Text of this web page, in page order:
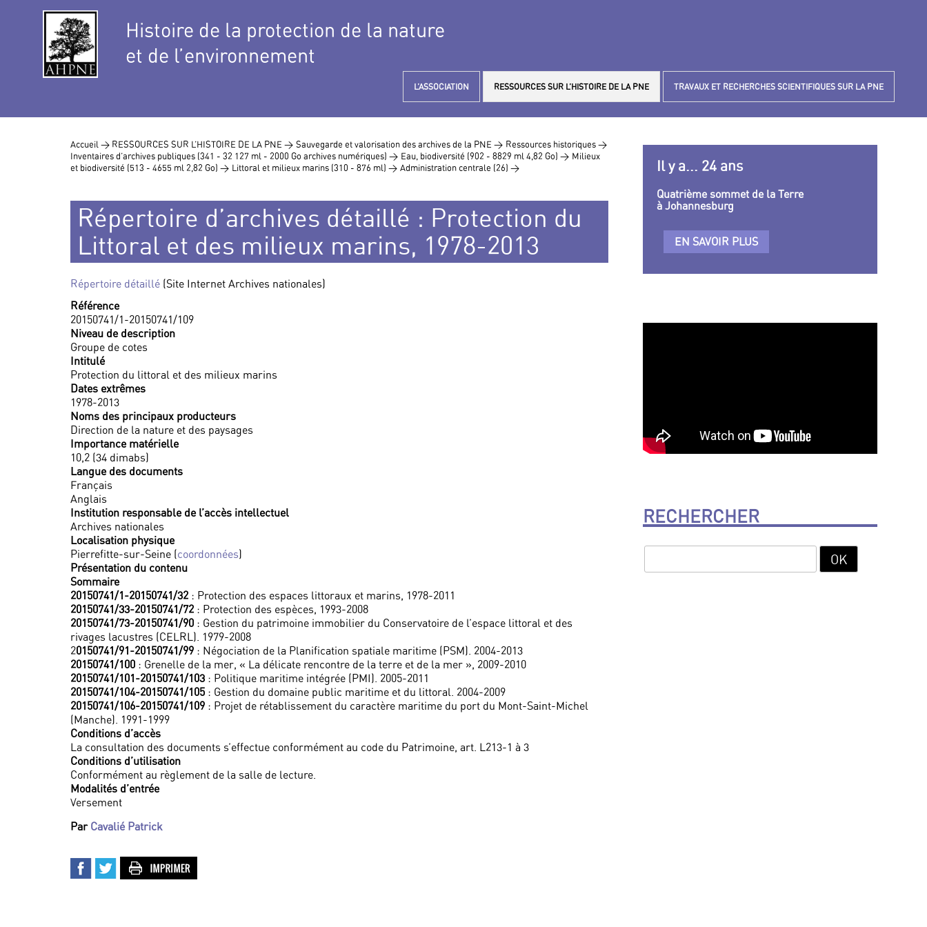
Histoire de la protection de la nature
et de l’environnement
L’ASSOCIATION RESSOURCES SUR L’HISTOIRE DE LA PNE TRAVAUX ET RECHERCHES SCIENTIFIQUES SUR LA PNE
Accueil > RESSOURCES SUR L’HISTOIRE DE LA PNE > Sauvegarde et valorisation des archives de la PNE > Ressources historiques >
Inventaires d’archives publiques (341 - 32 127 ml - 2000 Go archives numériques) > Eau, biodiversité (902 - 8829 ml 4,82 Go) > Milieux
et biodiversité (513 - 4655 ml 2,82 Go) > Littoral et milieux marins (310 - 876 ml) > Administration centrale (26) >
Répertoire d’archives détaillé : Protection du
Littoral et des milieux marins, 1978-2013
Répertoire détaillé (Site Internet Archives nationales)
Référence
20150741/1-20150741/109
Niveau de description
Groupe de cotes
Intitulé
Protection du littoral et des milieux marins
Dates extrêmes
1978-2013
Noms des principaux producteurs
Direction de la nature et des paysages
Importance matérielle
10,2 (34 dimabs)
Langue des documents
Français
Anglais
Institution responsable de l’accès intellectuel
Archives nationales
Localisation physique
Pierrefitte-sur-Seine (coordonnées)
Présentation du contenu
Sommaire
20150741/1-20150741/32 : Protection des espaces littoraux et marins, 1978-2011
20150741/33-20150741/72 : Protection des espèces, 1993-2008
20150741/73-20150741/90 : Gestion du patrimoine immobilier du Conservatoire de l’espace littoral et des
rivages lacustres (CELRL). 1979-2008
20150741/91-20150741/99 : Négociation de la Planification spatiale maritime (PSM). 2004-2013
20150741/100 : Grenelle de la mer, « La délicate rencontre de la terre et de la mer », 2009-2010
20150741/101-20150741/103 : Politique maritime intégrée (PMI). 2005-2011
20150741/104-20150741/105 : Gestion du domaine public maritime et du littoral. 2004-2009
20150741/106-20150741/109 : Projet de rétablissement du caractère maritime du port du Mont-Saint-Michel
(Manche). 1991-1999
Conditions d’accès
La consultation des documents s’effectue conformément au code du Patrimoine, art. L213-1 à 3
Conditions d’utilisation
Conformément au règlement de la salle de lecture.
Modalités d’entrée
Versement
Par Cavalié Patrick
Il y a... 24 ans
Quatrième sommet de la Terre
à Johannesburg
EN SAVOIR PLUS
RECHERCHER